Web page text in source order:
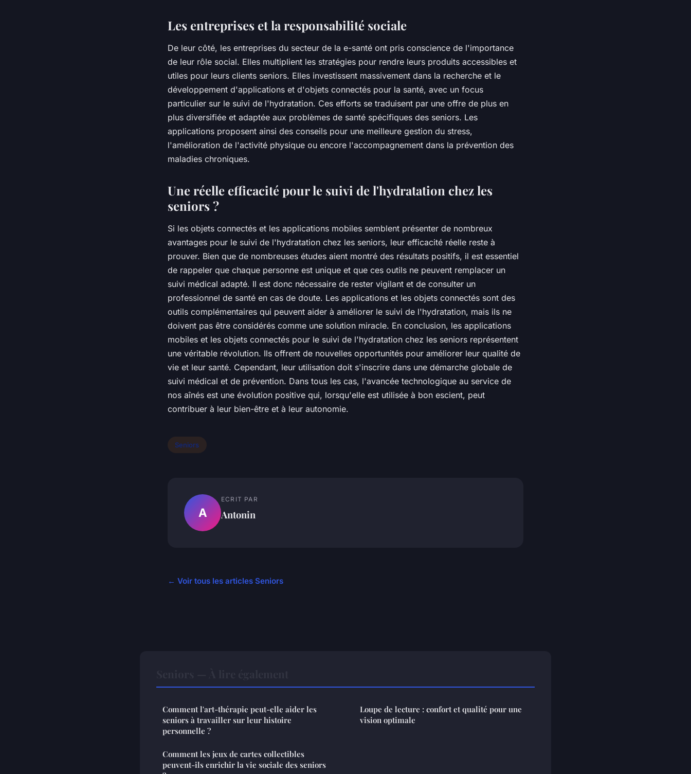
Les entreprises et la responsabilité sociale
De leur côté, les entreprises du secteur de la e-santé ont pris conscience de l'importance
de leur rôle social. Elles multiplient les stratégies pour rendre leurs produits accessibles et
utiles pour leurs clients seniors. Elles investissent massivement dans la recherche et le
développement d'applications et d'objets connectés pour la santé, avec un focus
particulier sur le suivi de l'hydratation. Ces efforts se traduisent par une offre de plus en
plus diversifiée et adaptée aux problèmes de santé spécifiques des seniors. Les
applications proposent ainsi des conseils pour une meilleure gestion du stress,
l'amélioration de l'activité physique ou encore l'accompagnement dans la prévention des
maladies chroniques.
Une réelle efficacité pour le suivi de l'hydratation chez les
seniors ?
Si les objets connectés et les applications mobiles semblent présenter de nombreux
avantages pour le suivi de l'hydratation chez les seniors, leur efficacité réelle reste à
prouver. Bien que de nombreuses études aient montré des résultats positifs, il est essentiel
de rappeler que chaque personne est unique et que ces outils ne peuvent remplacer un
suivi médical adapté. Il est donc nécessaire de rester vigilant et de consulter un
professionnel de santé en cas de doute. Les applications et les objets connectés sont des
outils complémentaires qui peuvent aider à améliorer le suivi de l'hydratation, mais ils ne
doivent pas être considérés comme une solution miracle. En conclusion, les applications
mobiles et les objets connectés pour le suivi de l'hydratation chez les seniors représentent
une véritable révolution. Ils offrent de nouvelles opportunités pour améliorer leur qualité de
vie et leur santé. Cependant, leur utilisation doit s'inscrire dans une démarche globale de
suivi médical et de prévention. Dans tous les cas, l'avancée technologique au service de
nos aînés est une évolution positive qui, lorsqu'elle est utilisée à bon escient, peut
contribuer à leur bien-être et à leur autonomie.
Seniors
A
ECRIT PAR
Antonin
← Voir tous les articles Seniors
Comment l'art-thérapie peut-elle aider les
seniors à travailler sur leur histoire
personnelle ?
Comment les jeux de cartes collectibles
peuvent-ils enrichir la vie sociale des seniors
Loupe de lecture : confort et qualité pour une
vision optimale